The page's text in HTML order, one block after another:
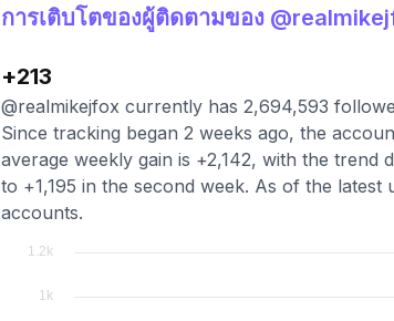
การเติบโตของผู้ติดตามของ
+213
@realmikejfox currently has 2,694,593
Since tracking began 2 weeks ago, the
average weekly gain is +2,142, with the trend
to +1,195 in the second week. As of the
accounts.